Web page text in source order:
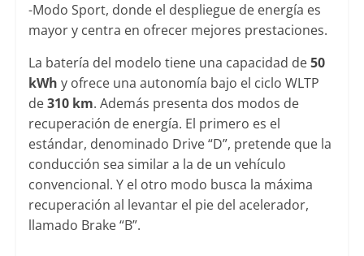
-Modo Sport, donde el despliegue de energía es
mayor y centra en ofrecer mejores prestaciones.
La batería del modelo tiene una capacidad de50
kWh y ofrece una autonomía bajo el ciclo WLTP
de310 km. Además presenta dos modos de
recuperación de energía. El primero es el
estándar, denominado Drive “D”, pretende que la
conducción sea similar a la de un vehículo
convencional. Y el otro modo busca la máxima
recuperación al levantar el pie del acelerador,
llamado Brake “B”.